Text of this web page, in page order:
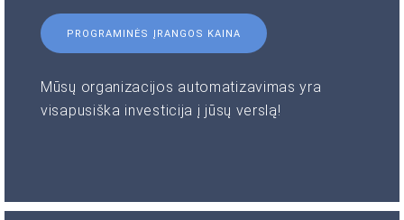
PROGRAMINĖS ĮRANGOS KAINA
Mūsų organizacijos automatizavimas yra
visapusiška investicija į jūsų verslą!